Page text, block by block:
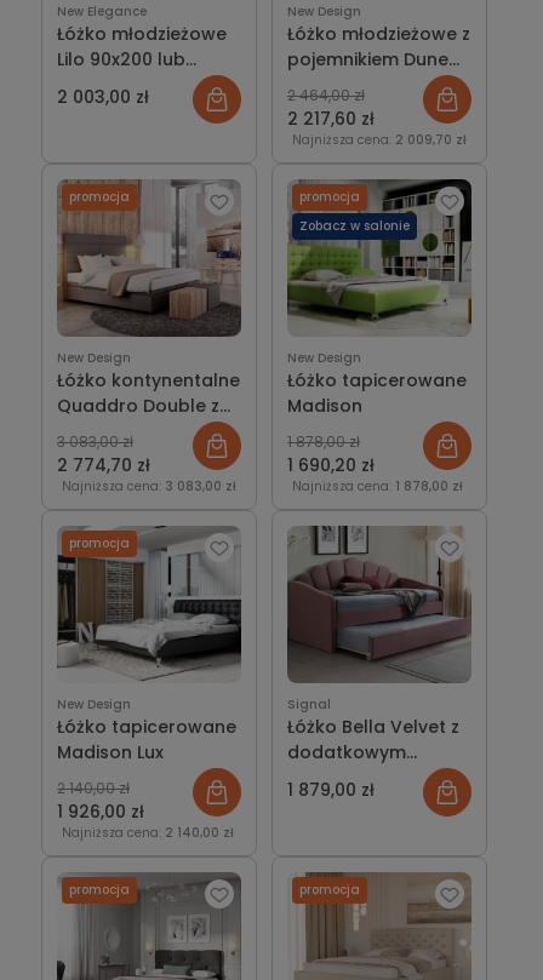
New Elegance
Łóżko młodzieżowe
Lilo 90x200 lub
120x200 cm (gładkie
wezgłowie narożne
oraz ściany)
2 003,00 zł
New Design
Łóżko młodzieżowe z
pojemnikiem Dune
narożne wezgłowie
2 217,60 zł
2 464,00 zł
Najniższa cena: 2 009,70 zł
New Design
Łóżko kontynentalne
Quaddro Double z
pojemnikiem lub bez
2 774,70 zł
3 083,00 zł
Najniższa cena: 3 083,00 zł
promocja
New Design
Łóżko tapicerowane
Madison
1 690,20 zł
1 878,00 zł
Najniższa cena: 1 878,00 zł
promocja
Zobacz w salonie
New Design
Łóżko tapicerowane
Madison Lux
1 926,00 zł
2 140,00 zł
Najniższa cena: 2 140,00 zł
promocja
Signal
Łóżko Bella Velvet z
dodatkowym
dolnym spaniem
1 879,00 zł
promocja promocja